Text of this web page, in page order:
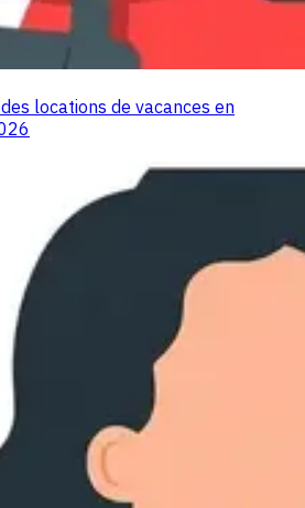
locations de vacances en